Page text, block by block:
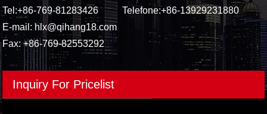
Tel:+86-769-81283426 Telefone:+86-13929231880
E-mail:hlx@qihang18.com
Fax: +86-769-82553292
Inquiry For Pricelist